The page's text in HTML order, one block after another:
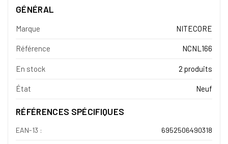
GÉNÉRAL
Marque NITECORE
Référence NCNL166
En stock 2 produits
État Neuf
RÉFÉRENCES SPÉCIFIQUES
EAN-13 : 6952506490318